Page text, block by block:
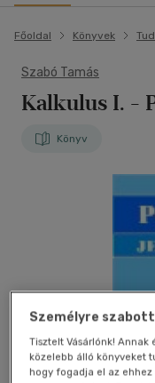
Főoldal Könyvek
Szabó Tamás
Kalkulus I. -
Könyv
Személyre
Tisztelt Vásárlónk!
közelebb álló könyveket
hogy fogadja el az ehhez